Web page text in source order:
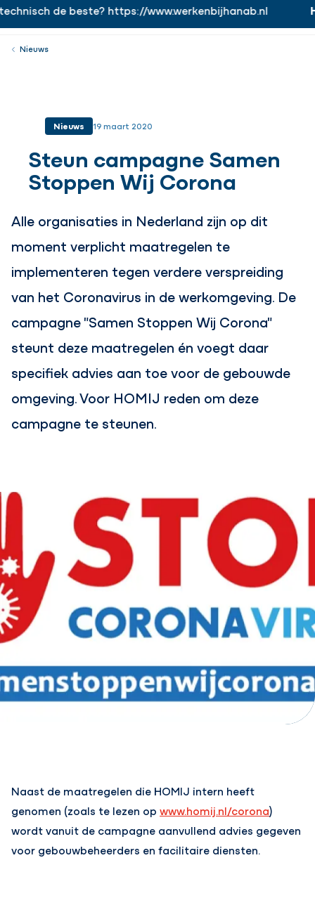
https://www.werkenbijhanab.nl
de beste? https://www.werkenbijhanab.nl
Werken bij
Nieuws
Nieuws 19 maart 2020
Steun campagne Samen
Stoppen Wij Corona
Alle organisaties in Nederland zijn op dit
moment verplicht maatregelen te
implementeren tegen verdere verspreiding
van het Coronavirus in de werkomgeving. De
campagne "Samen Stoppen Wij Corona"
steunt deze maatregelen én voegt daar
specifiek advies aan toe voor de gebouwde
omgeving. Voor HOMIJ reden om deze
campagne te steunen.
Naast de maatregelen die HOMIJ intern heeft
genomen (zoals te lezen opwww.homij.nl/corona)
wordt vanuit de campagne aanvullend advies gegeven
voor gebouwbeheerders en facilitaire diensten.